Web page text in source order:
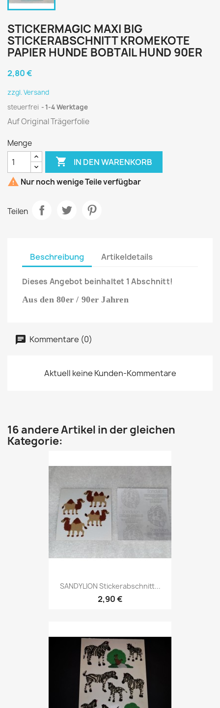
STICKERMAGIC MAXI BIG
STICKERABSCHNITT KROMEKOTE
PAPIER HUNDE BOBTAIL HUND 90ER
2,80 €
zzgl. Versand
steuerfrei
1-4 Werktage
Auf Original Trägerfolie
Menge
 IN DEN WARENKORB
 Nur noch wenige Teile verfügbar
Teilen
Beschreibung Artikeldetails
Dieses Angebot beinhaltet 1 Abschnitt!
Aus den 80er / 90er Jahren
Kommentare (0)
Aktuell keine Kunden-Kommentare
16 andere Artikel in der gleichen
Kategorie:
SANDYLION Stickerabschnitt...
2,90 €